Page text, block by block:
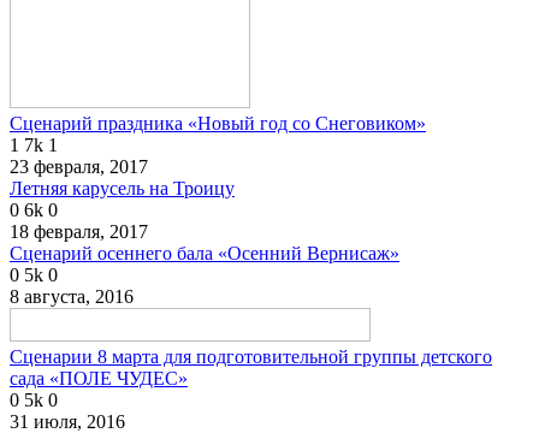
Сценарий праздника «Новый год со Снеговиком»
1 7k 1
23 февраля, 2017
Летняя карусель на Троицу
0 6k 0
18 февраля, 2017
Сценарий осеннего бала «Осенний Вернисаж»
0 5k 0
8 августа, 2016
Сценарии 8 марта для подготовительной группы детского
сада «ПОЛЕ ЧУДЕС»
0 5k 0
31 июля, 2016